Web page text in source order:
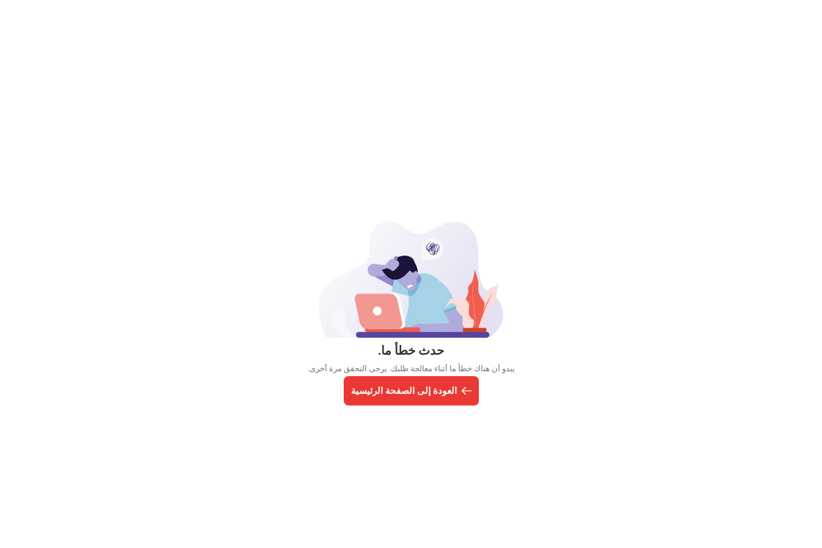
حدث خطأ ما.
يبدو أن هناك خطأ ما أثناء معالجة طلبك. يرجى التحقق مرة أخرى.
العودة إلى الصفحة الرئيسية